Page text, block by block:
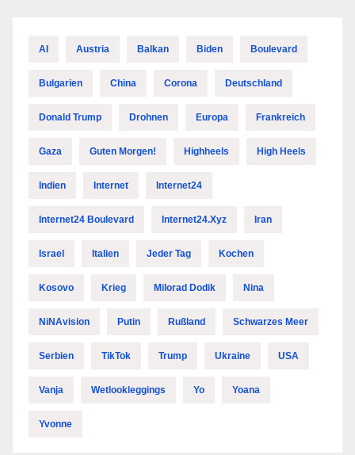
AI Austria Balkan Biden Boulevard
Bulgarien China Corona Deutschland
Donald Trump Drohnen Europa Frankreich
Gaza Guten Morgen! Highheels High Heels
Indien Internet Internet24
Internet24 Boulevard Internet24.xyz Iran
Israel Italien Jeder Tag Kochen
Kosovo Krieg Milorad Dodik Nina
NiNAvision Putin Rußland Schwarzes Meer
Serbien TikTok Trump Ukraine USA
Vanja Wetlookleggings Yo Yoana
Yvonne